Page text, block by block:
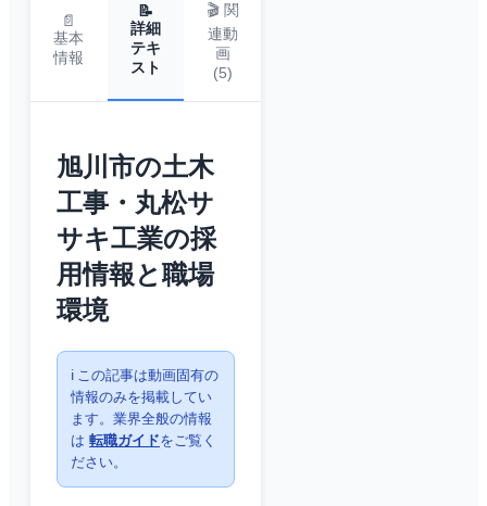
📄
基本
情報
📝
詳細
テキ
スト
🎬 関
連動
画
(5)
旭川市の土木
工事・丸松サ
サキ工業の採
用情報と職場
環境
ℹ️ この記事は動画固有の
情報のみを掲載してい
ます。業界全般の情報
は 転職ガイドをご覧く
ださい。